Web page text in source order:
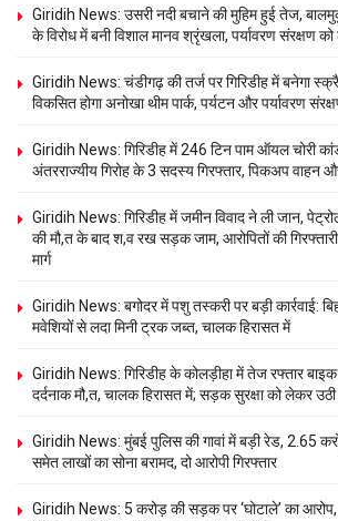
Giridih News: उसरी नदी बचाने की मुहिम हुई तेज,
के विरोध में बनी विशाल मानव श्रृंखला, पर्यावरण
Giridih News: चंडीगढ़ की तर्ज पर गिरिडीह में बनेगा
विकसित होगा अनोखा थीम पार्क, पर्यटन और पर्यावरण
Giridih News: गिरिडीह में 246 टिन पाम ऑयल चोरी
अंतरराज्यीय गिरोह के 3 सदस्य गिरफ्तार, पिकअप वाहन
Giridih News: गिरिडीह में जमीन विवाद ने ली जान,
की मौ,त के बाद श,व रख सड़क जाम, आरोपितों की
मार्ग
Giridih News: बगोदर में पशु तस्करी पर बड़ी कार्रवाई:
मवेशियों से लदा मिनी ट्रक जब्त, चालक हिरासत में
Giridih News: गिरिडीह के कोलड़ीहा में तेज रफ्तार
दर्दनाक मौ,त, चालक हिरासत में; सड़क सुरक्षा को लेकर उठी
Giridih News: मुंबई पुलिस की गावां में बड़ी रेड, 2.65
समेत लाखों का सोना बरामद, दो आरोपी गिरफ्तार
Giridih News: 5 करोड़ की सड़क पर ‘घोटाले’ का आरोप,